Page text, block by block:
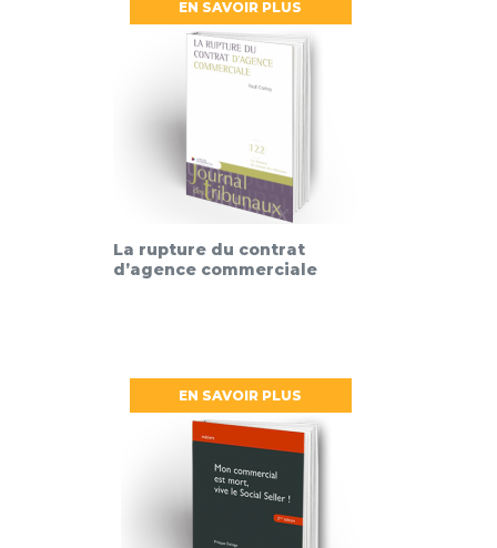
EN SAVOIR PLUS
La rupture du contrat
d’agence commerciale
EN SAVOIR PLUS